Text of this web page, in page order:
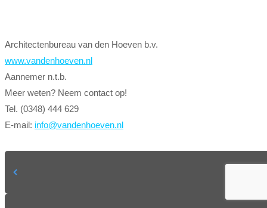
Architectenbureau van den Hoeven b.v.
www.vandenhoeven.nl
Aannemer n.t.b.
Meer weten? Neem contact op!
Tel. (0348) 444 629
E-mail: info@vandenhoeven.nl